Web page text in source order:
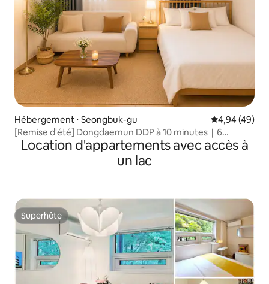
Hébergement ⋅ Seongbuk-gu Évaluation
4,94 (49)
[Remise d'été] Dongdaemun DDP à 10 minutes｜6
personnes｜Station de Bomun à 3 minutes｜Entrée
indépendante｜Plaine, pratique pour les valises
Location d'appartements avec accès à
un lac
Superhôte
Superhôte